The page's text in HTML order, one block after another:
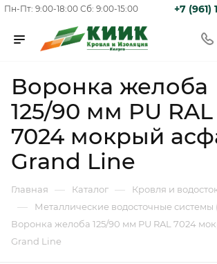
Пн-Пт: 9:00-18:00 Сб: 9:00-15:00 +7 (961)
Воронка желоба
125/90 мм PU RAL
7024 мокрый
Grand Line
Главная — Каталог — Кровля и
— Металлические водосточные системы
Воронка желоба 125/90 мм PU RAL 7024
Grand Line